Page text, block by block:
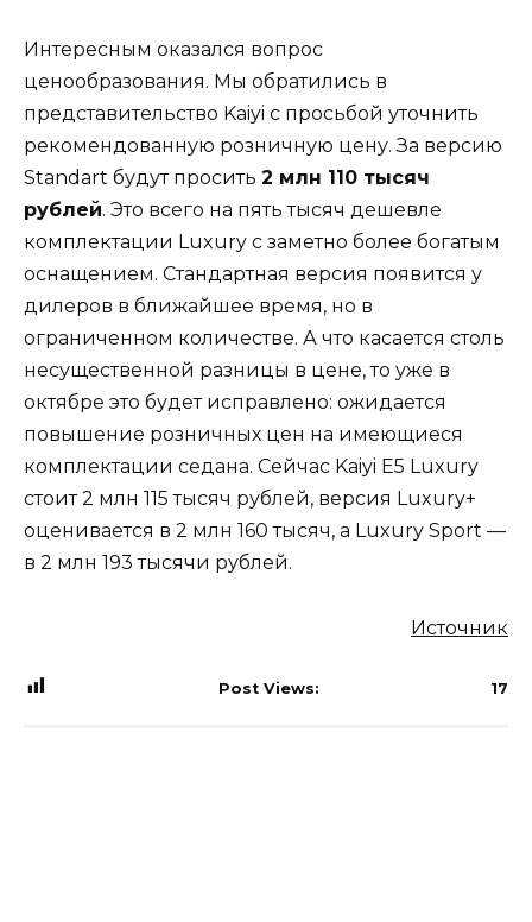
Интересным оказался вопрос
ценообразования. Мы обратились в
представительство Kaiyi с просьбой уточнить
рекомендованную розничную цену. За версию
Standart будут просить 2 млн 110 тысяч
рублей. Это всего на пять тысяч дешевле
комплектации Luxury с заметно более богатым
оснащением. Стандартная версия появится у
дилеров в ближайшее время, но в
ограниченном количестве. А что касается столь
несущественной разницы в цене, то уже в
октябре это будет исправлено: ожидается
повышение розничных цен на имеющиеся
комплектации седана. Сейчас Kaiyi E5 Luxury
стоит 2 млн 115 тысяч рублей, версия Luxury+
оценивается в 2 млн 160 тысяч, а Luxury Sport —
в 2 млн 193 тысячи рублей.
Источник
Post Views: 17